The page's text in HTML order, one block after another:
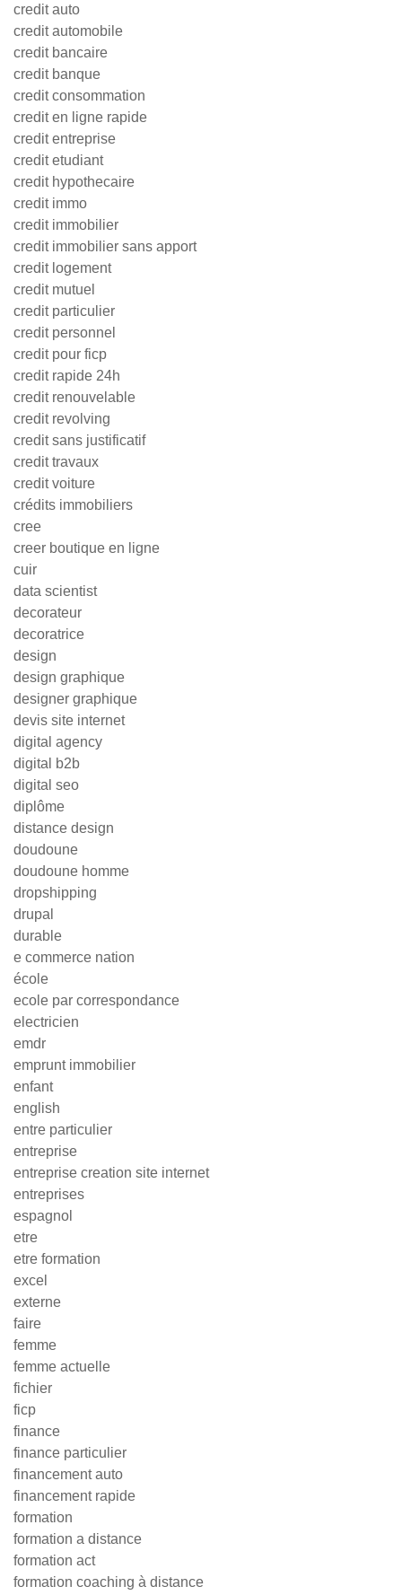
credit auto
credit automobile
credit bancaire
credit banque
credit consommation
credit en ligne rapide
credit entreprise
credit etudiant
credit hypothecaire
credit immo
credit immobilier
credit immobilier sans apport
credit logement
credit mutuel
credit particulier
credit personnel
credit pour ficp
credit rapide 24h
credit renouvelable
credit revolving
credit sans justificatif
credit travaux
credit voiture
crédits immobiliers
cree
creer boutique en ligne
cuir
data scientist
decorateur
decoratrice
design
design graphique
designer graphique
devis site internet
digital agency
digital b2b
digital seo
diplôme
distance design
doudoune
doudoune homme
dropshipping
drupal
durable
e commerce nation
école
ecole par correspondance
electricien
emdr
emprunt immobilier
enfant
english
entre particulier
entreprise
entreprise creation site internet
entreprises
espagnol
etre
etre formation
excel
externe
faire
femme
femme actuelle
fichier
ficp
finance
finance particulier
financement auto
financement rapide
formation
formation a distance
formation act
formation coaching à distance